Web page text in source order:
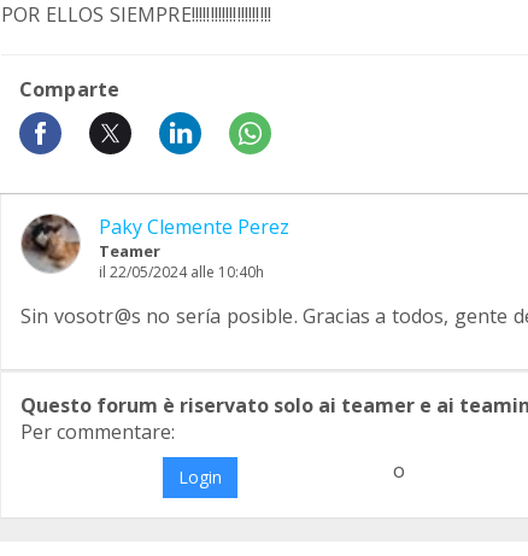
POR ELLOS SIEMPRE!!!!!!!!!!!!!!!!!!!!!
Comparte
Paky Clemente Perez
Teamer
il 22/05/2024 alle 10:40h
Sin vosotr@s no sería posible. Gracias a todos, gente
Questo forum è riservato solo ai teamer e ai
Per commentare:
Login o